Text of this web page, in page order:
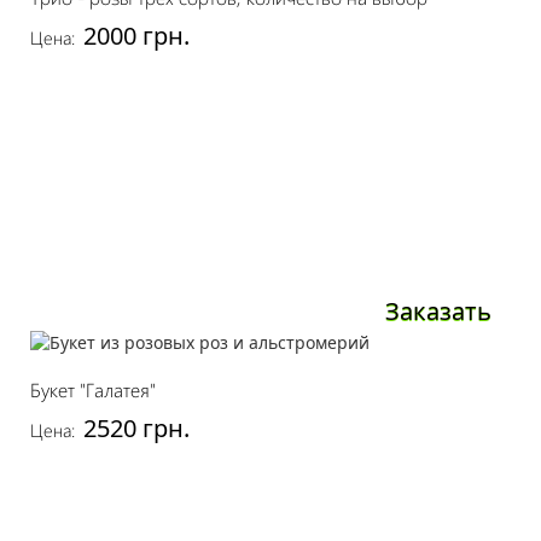
Цена: 2000 грн.
Заказать
Букет "Галатея"
Цена: 2520 грн.